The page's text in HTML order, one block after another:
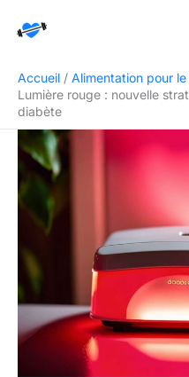
Accueil
Alimentation pour
Lumière rouge : nouvelle
diabète